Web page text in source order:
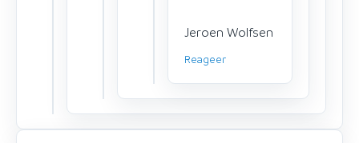
Jeroen Wolfsen
Reageer